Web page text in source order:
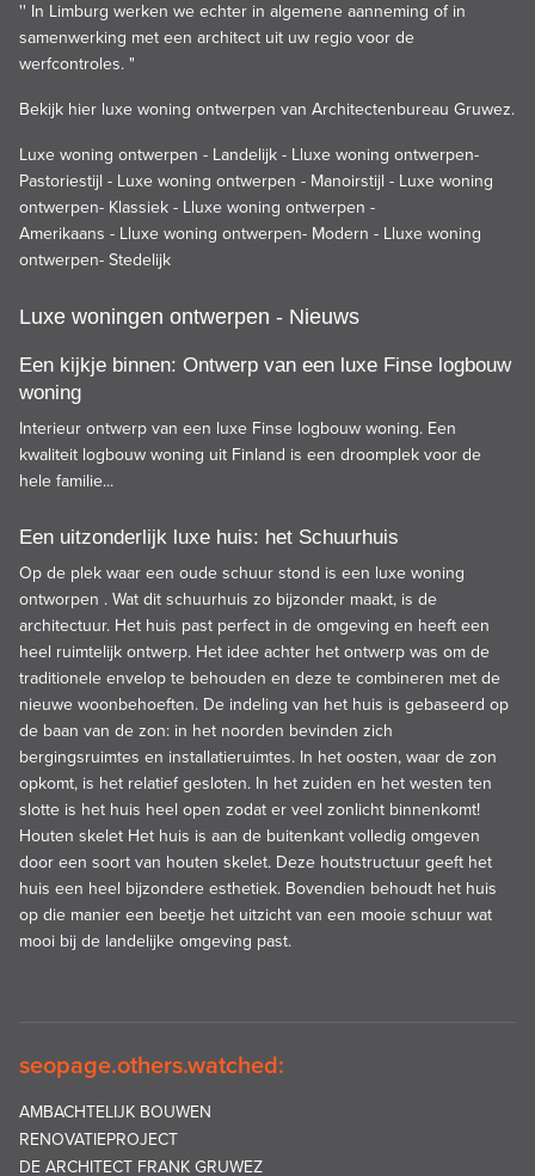
'' In Limburg werken we echter in algemene aanneming of in
samenwerking met een architect uit uw regio voor de
werfcontroles. "
Bekijk hier luxe woning ontwerpen van Architectenbureau Gruwez.
Luxe woning ontwerpen - Landelijk - Lluxe woning ontwerpen-
Pastoriestijl - Luxe woning ontwerpen - Manoirstijl - Luxe woning
ontwerpen- Klassiek - Lluxe woning ontwerpen -
Amerikaans - Lluxe woning ontwerpen- Modern - Lluxe woning
ontwerpen- Stedelijk
Luxe woningen ontwerpen - Nieuws
Een kijkje binnen: Ontwerp van een luxe Finse logbouw
woning
Interieur ontwerp van een luxe Finse logbouw woning. Een
kwaliteit logbouw woning uit Finland is een droomplek voor de
hele familie...
Een uitzonderlijk luxe huis: het Schuurhuis
Op de plek waar een oude schuur stond is een luxe woning
ontworpen . Wat dit schuurhuis zo bijzonder maakt, is de
architectuur. Het huis past perfect in de omgeving en heeft een
heel ruimtelijk ontwerp. Het idee achter het ontwerp was om de
traditionele envelop te behouden en deze te combineren met de
nieuwe woonbehoeften. De indeling van het huis is gebaseerd op
de baan van de zon: in het noorden bevinden zich
bergingsruimtes en installatieruimtes. In het oosten, waar de zon
opkomt, is het relatief gesloten. In het zuiden en het westen ten
slotte is het huis heel open zodat er veel zonlicht binnenkomt!
Houten skelet Het huis is aan de buitenkant volledig omgeven
door een soort van houten skelet. Deze houtstructuur geeft het
huis een heel bijzondere esthetiek. Bovendien behoudt het huis
op die manier een beetje het uitzicht van een mooie schuur wat
mooi bij de landelijke omgeving past.
seopage.others.watched:
AMBACHTELIJK BOUWEN
RENOVATIEPROJECT
DE ARCHITECT FRANK GRUWEZ